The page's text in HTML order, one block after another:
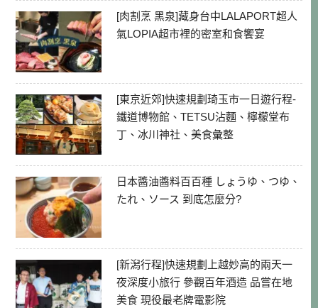
[肉割烹 黑泉]藏身台中LALAPORT超人
氣LOPIA超市裡的密室和食饗宴
[東京近郊]快速規劃琦玉市一日遊行程-
鐵道博物館、TETSU沾麵、檸檬堂布
丁、冰川神社、美食彙整
日本醬油醬料百百種 しょうゆ、つゆ、
たれ、ソース 到底怎麼分?
[新潟行程]快速規劃上越妙高的兩天一
夜深度小旅行 參觀百年酒造 品嘗在地
美食 現役最老牌電影院